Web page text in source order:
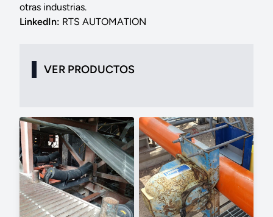
otras industrias.
LinkedIn: RTS AUTOMATION
VER PRODUCTOS